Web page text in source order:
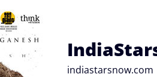
Skip
to
content
indiastarsnow.com